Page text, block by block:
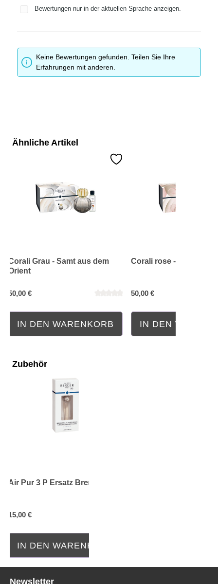
Bewertungen nur in der aktuellen Sprache anzeigen.
Keine Bewertungen gefunden. Teilen Sie Ihre
Erfahrungen mit anderen.
Ähnliche Artikel
Corali Grau - Samt aus dem
Orient
50,00 €
IN DEN WARENKORB
Corali rose - Lady
50,00 €
IN DEN
Zubehör
Air Pur 3 P Ersatz Brenner
15,00 €
IN DEN WARENKORB
Newsletter